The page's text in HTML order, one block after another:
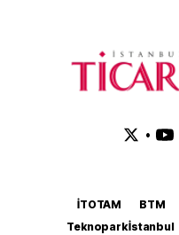
•
İTOTAM BTM
Teknopark İstanbul